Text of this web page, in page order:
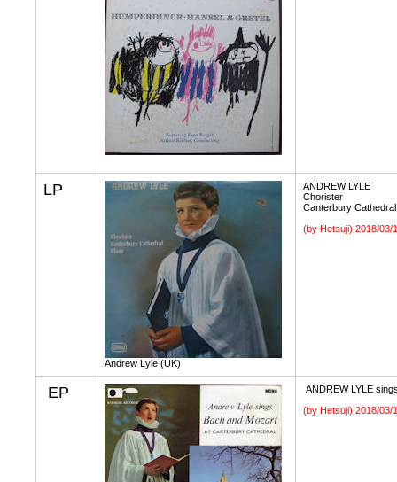
LP
Andrew Lyle (UK)
ANDREW LYLE
Chorister
Canterbury
(by Hetsuji) 2018/03/
EP
ANDREW LYLE
(by Hetsuji) 2018/03/